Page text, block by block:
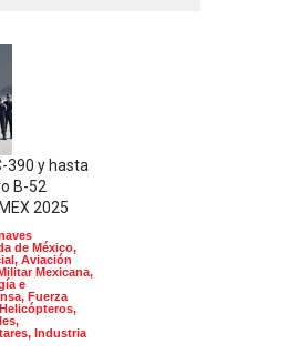
390 y hasta
B-52
2025
de México,
, Aviación
Mexicana,
e
, Fuerza
Helicópteros,
,
, Industria